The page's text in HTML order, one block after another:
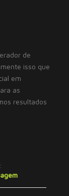
de
isso que
em
as
resultados